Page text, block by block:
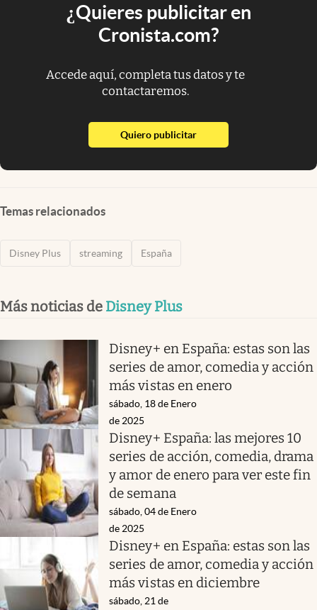
¿Quieres publicitar en
Cronista.com?
Accede aquí, completa tus datos y te
contactaremos.
Quiero publicitarabre en nueva pestaña
Temas relacionados
Disney Plus streaming España
Más noticias de Disney Plus
Disney+ en España: estas son las
series de amor, comedia y acción
más vistas en enero
sábado, 18 de Enero
de 2025
Disney+ España: las mejores 10
series de acción, comedia, drama
y amor de enero para ver este fin
de semana
sábado, 04 de Enero
de 2025
Disney+ en España: estas son las
series de amor, comedia y acción
más vistas en diciembre
sábado, 21 de